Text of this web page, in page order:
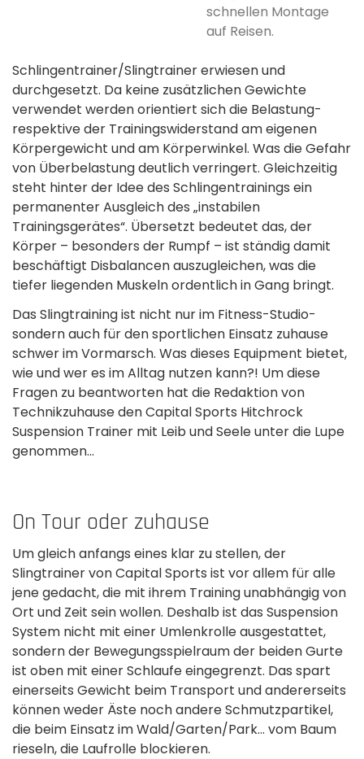
schnellen Montage
auf Reisen.­
Schlingentrainer/Slingtrainer erwiesen­ und
durchgesetzt. Da keine zusätzlichen Gewichte
verwendet werden orientiert sich die Belastung­
respektive der Trainingswiderstand am eigenen
Körper­gewicht und am Körperwinkel. Was die Gefahr
von Überbelastung deutlich verringert. Gleichzeitig
steht hinter der Idee des Schlingentrainings ein
permanenter­ Ausgleich des „instabilen
Trainingsgerätes“. Übersetzt bedeutet das, der
Körper – besonders der Rumpf – ist ständig damit
beschäftigt Disbalancen auszugleichen, was die
tiefer liegenden Muskeln ordentlich in Gang bringt.
Das Slingtraining ist nicht nur im Fitness-Studio­
sondern auch für den sportlichen Einsatz zuhause
schwer im Vormarsch. Was dieses Equipment bietet,
wie und wer es im Alltag nutzen kann?! Um diese
Fragen zu beantworten hat die Redaktion von
Technikzuhause­ den Capital Sports Hitchrock
Suspension Trainer mit Leib und Seele unter die Lupe
genommen…
On Tour oder zuhause
Um gleich anfangs eines klar zu stellen, der
Slingtrainer von Capital Sports ist vor allem für alle
jene gedacht, die mit ihrem Training unabhängig von
Ort und Zeit sein wollen. Deshalb ist das Suspension
System­ nicht mit einer Umlenkrolle ausgestattet,
sondern der Bewegungsspielraum der beiden Gurte
ist oben mit einer Schlaufe eingegrenzt. Das spart
einerseits Gewicht beim Transport und andererseits
können weder Äste noch andere Schmutzpartikel,
die beim Einsatz im Wald/Garten/Park… vom Baum
rieseln, die Laufrolle blockieren.­